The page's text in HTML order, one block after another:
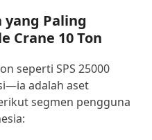
Paling
Crane 10 Ton
seperti SPS 25000
adalah aset
segmen pengguna